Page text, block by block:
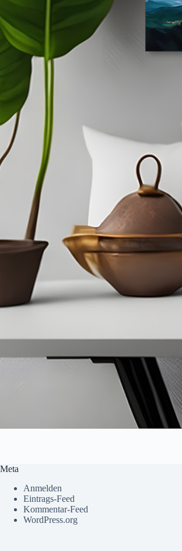
Meta
Anmelden
Eintrags-Feed
Kommentar-Feed
WordPress.org